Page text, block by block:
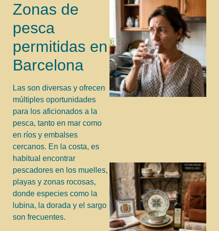
Zonas de
pesca
permitidas en
Barcelona
Las son diversas y ofrecen
múltiples oportunidades
para los aficionados a la
pesca, tanto en mar como
en ríos y embalses
cercanos. En la costa, es
habitual encontrar
pescadores en los muelles,
playas y zonas rocosas,
donde especies como la
lubina, la dorada y el sargo
son frecuentes.